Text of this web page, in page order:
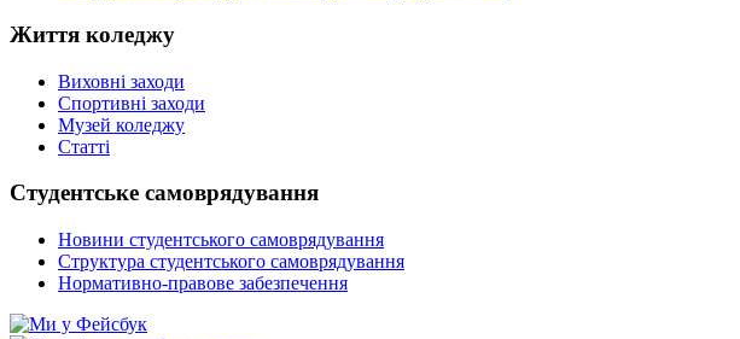
Життя коледжу
Виховні заходи
Спортивні заходи
Музей коледжу
Статті
Студентське самоврядування
Новини студентського самоврядування
Структура студентського самоврядування
Нормативно-правове забезпечення